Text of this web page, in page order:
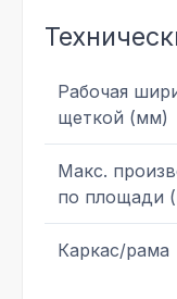
Рабочая
щеткой (мм)
Макс.
по площади
Каркас/рама